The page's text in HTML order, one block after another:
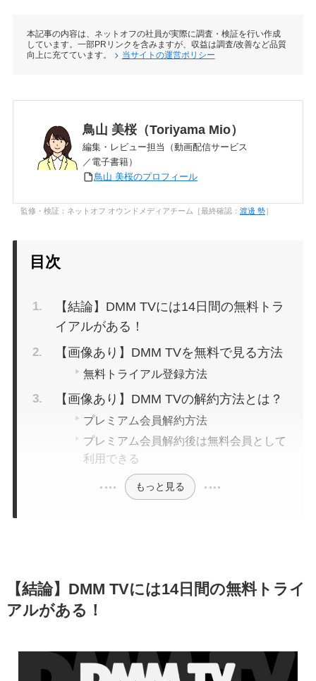
本記事の内容は、ネットオフの社員が実際に調査・検証を行い作成
しています。一部PRリンクを含みますが、収益は調査/改善など品質
向上に充てています。
当サイトの運営ポリシー
鳥山 美桜（Toriyama Mio）
編集・レビュー担当（動画配信サービス
／電子書籍）
鳥山 美桜のプロフィール
監修・検証：ネットオフ オウンドメディアチーム［最終確認： 渡邊 勢］
目次
【結論】DMM TVには14日間の無料トラ
イアルがある！
【画像あり】DMM TVを無料で見る方法
無料トライアル登録方法
【画像あり】DMM TVの解約方法とは？
プレミアム会員解約方法
プレミアム会員解約後は無料会員として
利用できる
もっと見る
【結論】DMM TVには14日間の無料トライ
アルがある！